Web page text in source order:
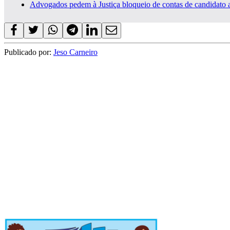
Advogados pedem à Justiça bloqueio de contas de candidato
Publicado por: Jeso Carneiro